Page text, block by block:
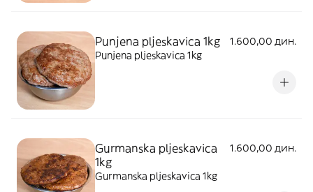
Punjena pljeskavica 1kg
1.600,00 дин.
Punjena pljeskavica 1kg
Gurmanska pljeskavica
1kg
1.600,00 дин.
Gurmanska pljeskavica 1kg